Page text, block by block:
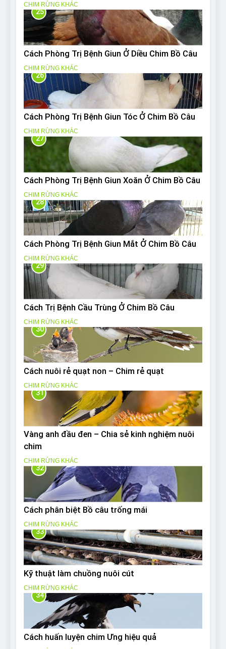
CHIM RỪNG KHÁC
25
Cách Phòng Trị Bệnh Giun Ở Diều Chim Bồ Câu
CHIM RỪNG KHÁC
26
Cách Phòng Trị Bệnh Giun Tóc Ở Chim Bồ Câu
CHIM RỪNG KHÁC
27
Cách Phòng Trị Bệnh Giun Xoăn Ở Chim Bồ Câu
CHIM RỪNG KHÁC
28
Cách Phòng Trị Bệnh Giun Mắt Ở Chim Bồ Câu
CHIM RỪNG KHÁC
29
Cách Trị Bệnh Cầu Trùng Ở Chim Bồ Câu
CHIM RỪNG KHÁC
30
Cách nuôi rẻ quạt non – Chim rẻ quạt
CHIM RỪNG KHÁC
31
Vàng anh đầu đen – Chia sẻ kinh nghiệm nuôi
chim
CHIM RỪNG KHÁC
32
Cách phân biệt Bồ câu trống mái
CHIM RỪNG KHÁC
33
Kỹ thuật làm chuồng nuôi cút
CHIM RỪNG KHÁC
34
Cách huấn luyện chim Ưng hiệu quả